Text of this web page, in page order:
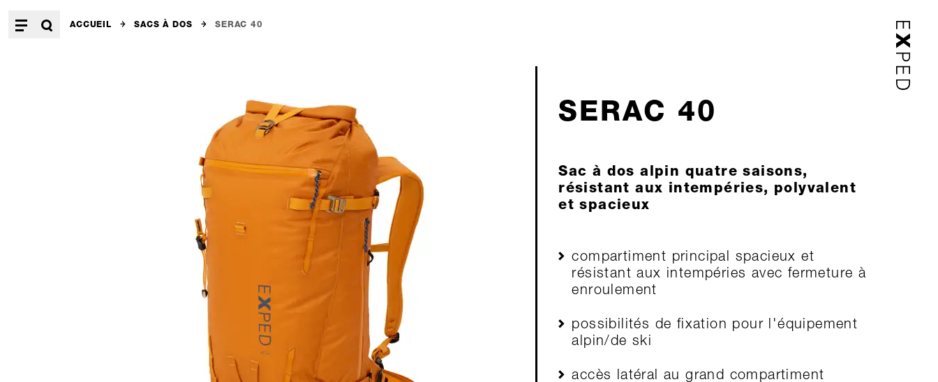
ACCUEIL SACS À DOS SERAC 40
SERAC 40
Sac à dos alpin quatre saisons,
résistant aux intempéries, polyvalent
et spacieux
compartiment principal spacieux et
résistant aux intempéries avec fermeture à
enroulement
possibilités de fixation pour l'équipement
alpin/de ski
accès latéral au grand compartiment